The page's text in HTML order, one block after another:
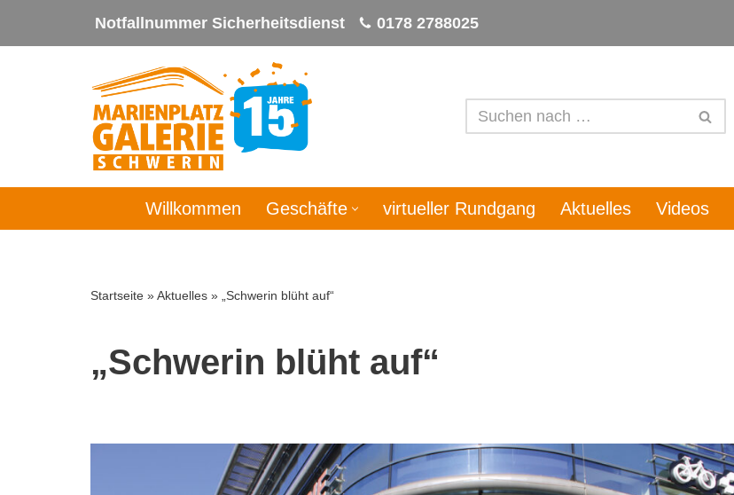
Zum
Notfallnummer Sicherheitsdienst 0178 2788025
Willkommen Geschäfte virtueller Rundgang Aktuelles Videos
Startseite »Aktuelles » „Schwerin blüht auf“
„Schwerin blüht auf“